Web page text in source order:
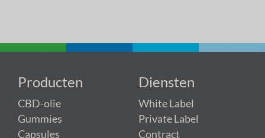
Producten
CBD-olie
Gummies
Capsules
Diensten
White Label
Private Label
Contract